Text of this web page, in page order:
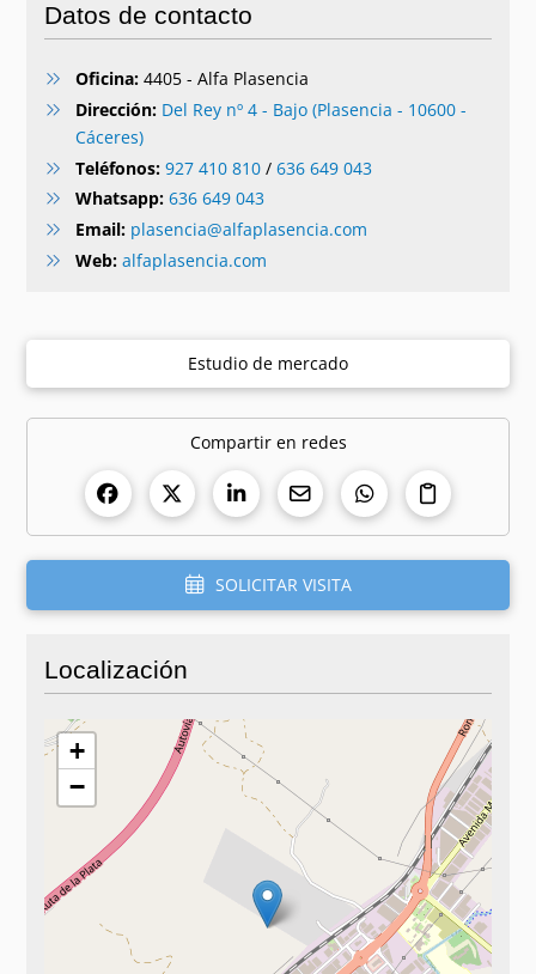
Datos de contacto
Oficina:4405 - Alfa Plasencia
Dirección: Del Rey nº 4 - Bajo (Plasencia - 10600 -
Cáceres)
Teléfonos: 927 410 810/ 636 649 043
Whatsapp: 636 649 043
Email: plasencia@alfaplasencia.com
Web: alfaplasencia.com
Estudio de mercado
Compartir en redes
SOLICITAR VISITA
Localización
+
−